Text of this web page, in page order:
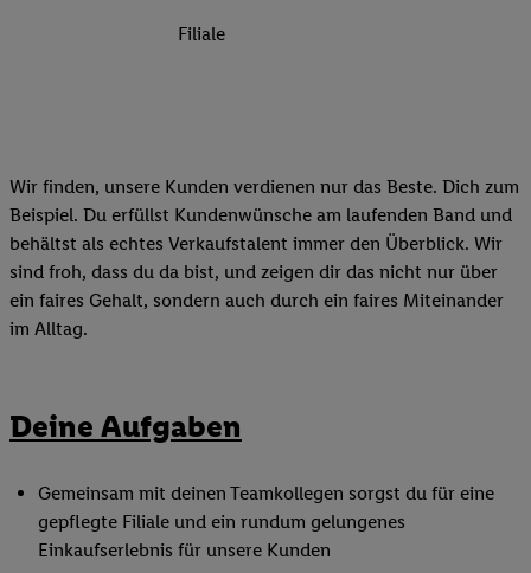
Filiale
Wir finden, unsere Kunden verdienen nur das Beste. Dich zum
Beispiel. Du erfüllst Kundenwünsche am laufenden Band und
behältst als echtes Verkaufstalent immer den Überblick. Wir
sind froh, dass du da bist, und zeigen dir das nicht nur über
ein faires Gehalt, sondern auch durch ein faires Miteinander
im Alltag.
Deine Aufgaben
Gemeinsam mit deinen Teamkollegen sorgst du für eine
gepflegte Filiale und ein rundum gelungenes
Einkaufserlebnis für unsere Kunden